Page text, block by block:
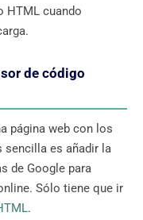
HTML cuando
de código
página web con los
sencilla es añadir la
de Google para
Sólo tiene que ir
.